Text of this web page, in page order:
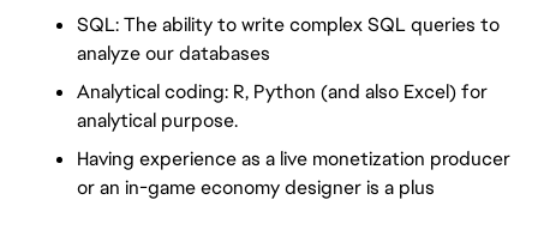
SQL: The ability to write complex SQL queries to
analyze our databases
Analytical coding: R, Python (and also Excel) for
analytical purpose.
Having experience as a live monetization producer
or an in-game economy designer is a plus